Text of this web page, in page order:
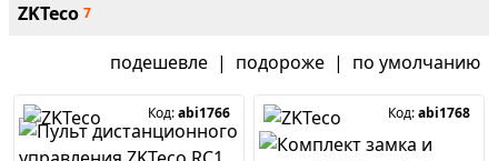
ZKTeco 7
подешевле | подороже | по умолчанию
Код:abi1766 Код:abi1768